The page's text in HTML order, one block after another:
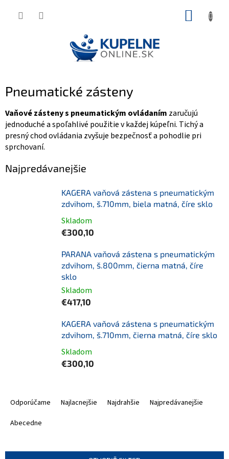
Pneumatické zásteny
Vaňové zásteny s pneumatickým ovládaním zaručujú
jednoduché a spoľahlivé použitie v každej kúpeľni. Tichý a
presný chod ovládania zvyšuje bezpečnosť a pohodlie pri
sprchovaní.
Najpredávanejšie
KAGERA vaňová zástena s pneumatickým
zdvihom, š.710mm, biela matná, číre sklo
Skladom
€300,10
PARANA vaňová zástena s pneumatickým
zdvihom, š.800mm, čierna matná, číre
sklo
Skladom
€417,10
KAGERA vaňová zástena s pneumatickým
zdvihom, š.710mm, čierna matná, číre sklo
Skladom
€300,10
Odporúčame Najlacnejšie Najdrahšie
Najpredávanejšie
Abecedne